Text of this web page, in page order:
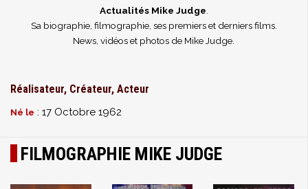
Actualités Mike Judge
Sa biographie, filmographie, ses premiers et derniers films.
News, vidéos et photos de Mike Judge.
Réalisateur, Créateur, Acteur
Né le : 17 Octobre 1962
FILMOGRAPHIE MIKE JUDGE